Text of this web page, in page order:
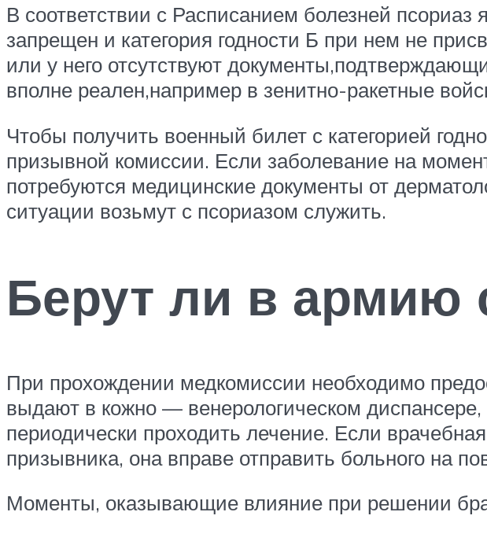
В соответствии с Расписанием болезней
запрещен и категория годности Б при нем не
или у него отсутствуют
вполне реален,например в зенитно-ракетные
Чтобы получить военный билет с категорией
призывной комиссии. Если заболевание на
потребуются медицинские документы от
ситуации возьмут с псориазом служить.
Берут ли в армию
При прохождении медкомиссии необходимо
выдают в кожно — венерологическом диспансере,
периодически проходить лечение. Если
призывника, она вправе отправить больного на
Моменты, оказывающие влияние при решении